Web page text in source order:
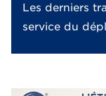
Les derniers
service du